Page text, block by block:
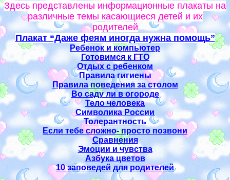
Здесь представлены информационные плакаты на
различные темы касающиеся детей и их
родителей
Плакат “Даже феям иногда нужна помощь”
Ребенок и компьютер
Готовимся к ГТО
Отдых с ребенком
Правила гигиены
Правила поведения за столом
Во саду ли в огороде
Тело человека
Символика России
Толерантность
Если тебе сложно- просто позвони
Сравнения
Эмоции и чувства
Азбука цветов
10 заповедей для родителей